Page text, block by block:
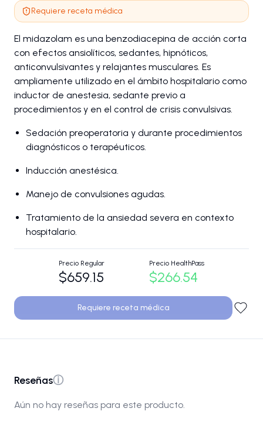
Requiere receta médica
El midazolam es una benzodiacepina de acción corta
con efectos ansiolíticos, sedantes, hipnóticos,
anticonvulsivantes y relajantes musculares. Es
ampliamente utilizado en el ámbito hospitalario como
inductor de anestesia, sedante previo a
procedimientos y en el control de crisis convulsivas.
Sedación preoperatoria y durante procedimientos
diagnósticos o terapéuticos.
Inducción anestésica.
Manejo de convulsiones agudas.
Tratamiento de la ansiedad severa en contexto
hospitalario.
Precio Regular
$659.15
Precio HealthPass
$266.54
Requiere receta médica
Reseñasⓘ
Aún no hay reseñas para este producto.